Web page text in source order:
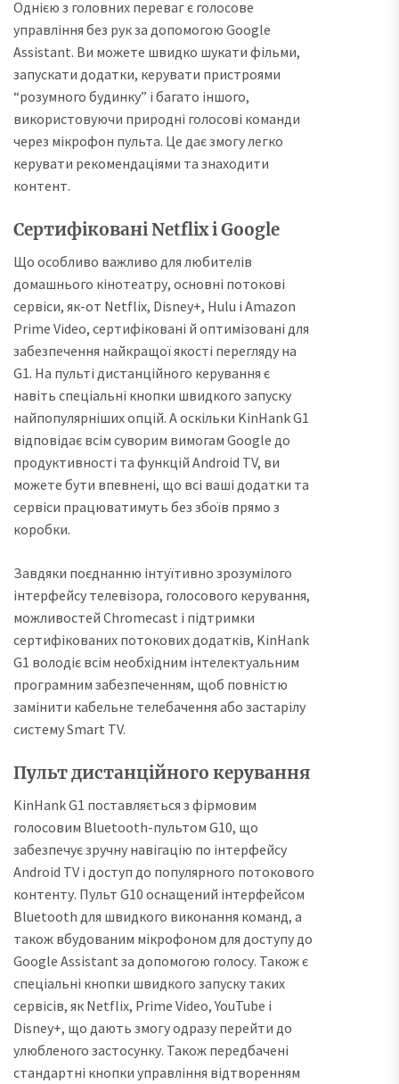
Однією з головних переваг є голосове
управління без рук за допомогою Google
Assistant. Ви можете швидко шукати фільми,
запускати додатки, керувати пристроями
“розумного будинку” і багато іншого,
використовуючи природні голосові команди
через мікрофон пульта. Це дає змогу легко
керувати рекомендаціями та знаходити
контент.
Сертифіковані Netflix і Google
Що особливо важливо для любителів
домашнього кінотеатру, основні потокові
сервіси, як-от Netflix, Disney+, Hulu і Amazon
Prime Video, сертифіковані й оптимізовані для
забезпечення найкращої якості перегляду на
G1. На пульті дистанційного керування є
навіть спеціальні кнопки швидкого запуску
найпопулярніших опцій. А оскільки KinHank G1
відповідає всім суворим вимогам Google до
продуктивності та функцій Android TV, ви
можете бути впевнені, що всі ваші додатки та
сервіси працюватимуть без збоїв прямо з
коробки.
Завдяки поєднанню інтуїтивно зрозумілого
інтерфейсу телевізора, голосового керування,
можливостей Chromecast і підтримки
сертифікованих потокових додатків, KinHank
G1 володіє всім необхідним інтелектуальним
програмним забезпеченням, щоб повністю
замінити кабельне телебачення або застарілу
систему Smart TV.
Пульт дистанційного керування
KinHank G1 поставляється з фірмовим
голосовим Bluetooth-пультом G10, що
забезпечує зручну навігацію по інтерфейсу
Android TV і доступ до популярного потокового
контенту. Пульт G10 оснащений інтерфейсом
Bluetooth для швидкого виконання команд, а
також вбудованим мікрофоном для доступу до
Google Assistant за допомогою голосу. Також є
спеціальні кнопки швидкого запуску таких
сервісів, як Netflix, Prime Video, YouTube і
Disney+, що дають змогу одразу перейти до
улюбленого застосунку. Також передбачені
стандартні кнопки управління відтворенням